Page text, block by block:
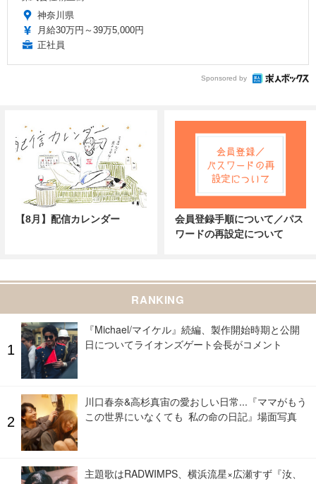
神奈川県
月給30万円～39万5,000円
正社員
Sponsored by
【8月】配信カレンダー
会員登録手順について／パス
ワードの再設定について
RANKING
『Michael/マイケル』続編、製作開始時期と公開
日についてライオンズゲート会長がコメント
川口春奈&高杉真宙の愛おしい日常...『ママがもう
この世界にいなくても 私の命の日記』場面写真
主題歌はRADWIMPS、横浜流星×広瀬すず『汝、